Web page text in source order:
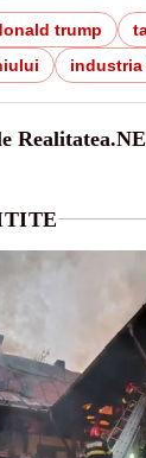
trump
industria